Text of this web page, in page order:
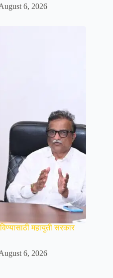
6, 2026
महायुती सरकार
6, 2026